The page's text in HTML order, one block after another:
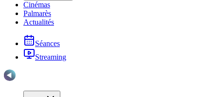
Cinémas
Palmarès
Actualités
Séances
Streaming